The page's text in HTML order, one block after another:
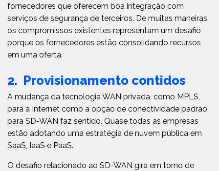
fornecedores que oferecem boa integração com
serviços de segurança de terceiros. De muitas maneiras,
os compromissos existentes representam um desafio
porque os fornecedores estão consolidando recursos
em uma oferta.
2. Provisionamento contidos
A mudança da tecnologia WAN privada, como MPLS,
para a Internet como a opção de conectividade padrão
para SD-WAN faz sentido. Quase todas as empresas
estão adotando uma estratégia de nuvem pública em
SaaS, IaaS e PaaS.
O desafio relacionado ao SD-WAN gira em torno de